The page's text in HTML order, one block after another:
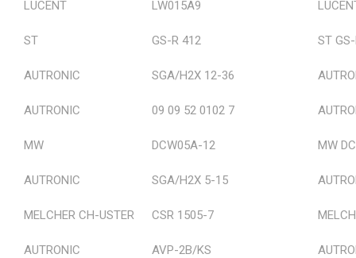
İletişim
LUCENT LW015A9
ST GS-R 412 ST
AUTRONIC SGA/H2X 12-36
AUTRONIC 09 09 52 0102 7
MW DCW05A-12 MW
AUTRONIC SGA/H2X 5-15
MELCHER CH-USTER CSR 1505-7
AUTRONIC AVP-2B/KS